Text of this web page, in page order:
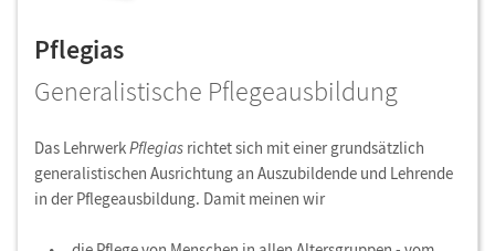
Pflegias
Generalistische Pflegeausbildung
Das LehrwerkPflegias richtet sich mit einer grundsätzlich
generalistischen Ausrichtung an Auszubildende und Lehrende
in der Pflegeausbildung. Damit meinen wir